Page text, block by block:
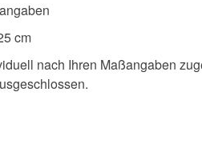
cm
nach Ihren Maßangaben